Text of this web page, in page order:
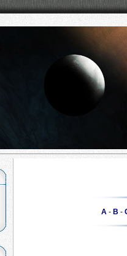
A - B -